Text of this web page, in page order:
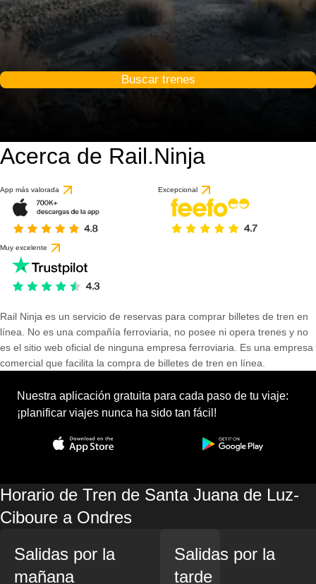
Buscar trenes
Acerca de Rail.Ninja
App más valorada Excepcional
Muy excelente
Rail Ninja es un servicio de reservas para comprar billetes de tren en
línea. No es una compañía ferroviaria, no posee ni opera trenes y no
es el sitio web oficial de ninguna empresa ferroviaria. Es una empresa
comercial que facilita la compra de billetes de tren en línea.
Nuestra aplicación gratuita para cada paso de tu viaje:
¡planificar viajes nunca ha sido tan fácil!
Horario de Tren de Santa Juana de Luz-
Ciboure a Ondres
Salidas por la
mañana
Salidas por la
tarde